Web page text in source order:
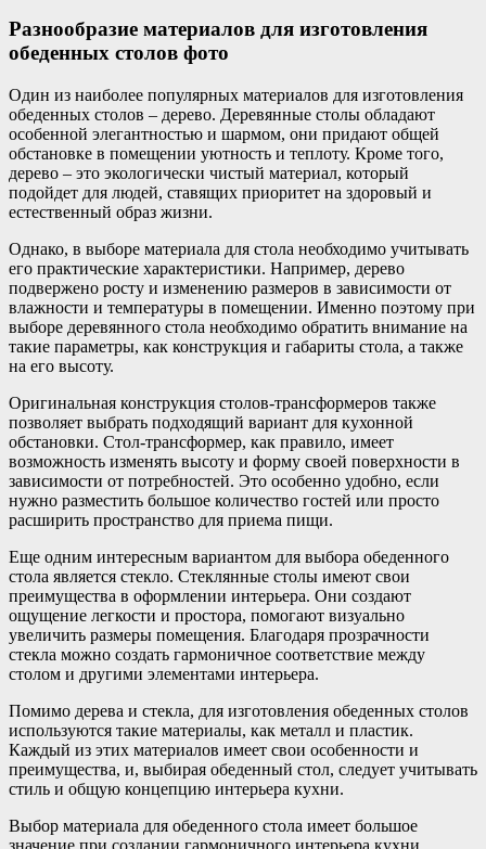
Разнообразие материалов для изготовления
обеденных столов фото
Один из наиболее популярных материалов для изготовления
обеденных столов – дерево. Деревянные столы обладают
особенной элегантностью и шармом, они придают общей
обстановке в помещении уютность и теплоту. Кроме того,
дерево – это экологически чистый материал, который
подойдет для людей, ставящих приоритет на здоровый и
естественный образ жизни.
Однако, в выборе материала для стола необходимо учитывать
его практические характеристики. Например, дерево
подвержено росту и изменению размеров в зависимости от
влажности и температуры в помещении. Именно поэтому при
выборе деревянного стола необходимо обратить внимание на
такие параметры, как конструкция и габариты стола, а также
на его высоту.
Оригинальная конструкция столов-трансформеров также
позволяет выбрать подходящий вариант для кухонной
обстановки. Стол-трансформер, как правило, имеет
возможность изменять высоту и форму своей поверхности в
зависимости от потребностей. Это особенно удобно, если
нужно разместить большое количество гостей или просто
расширить пространство для приема пищи.
Еще одним интересным вариантом для выбора обеденного
стола является стекло. Стеклянные столы имеют свои
преимущества в оформлении интерьера. Они создают
ощущение легкости и простора, помогают визуально
увеличить размеры помещения. Благодаря прозрачности
стекла можно создать гармоничное соответствие между
столом и другими элементами интерьера.
Помимо дерева и стекла, для изготовления обеденных столов
используются такие материалы, как металл и пластик.
Каждый из этих материалов имеет свои особенности и
преимущества, и, выбирая обеденный стол, следует учитывать
стиль и общую концепцию интерьера кухни.
Выбор материала для обеденного стола имеет большое
значение при создании гармоничного интерьера кухни.